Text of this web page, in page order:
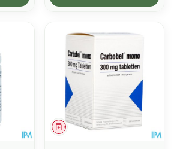
Geneesmiddel